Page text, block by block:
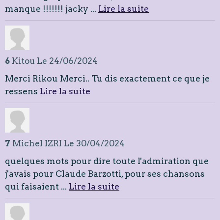
manque !!!!!!! jacky ... Lire la suite
6 Kitou Le 24/06/2024
Merci Rikou Merci.. Tu dis exactement ce que je
ressens Lire la suite
7 Michel IZRI Le 30/04/2024
quelques mots pour dire toute l'admiration que
j'avais pour Claude Barzotti, pour ses chansons
qui faisaient ... Lire la suite